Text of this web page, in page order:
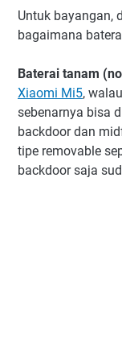
Untuk bayangan,
bagaimana
Baterai tanam
Xiaomi Mi5,
sebenarnya bisa
backdoor dan
tipe removable
backdoor saja